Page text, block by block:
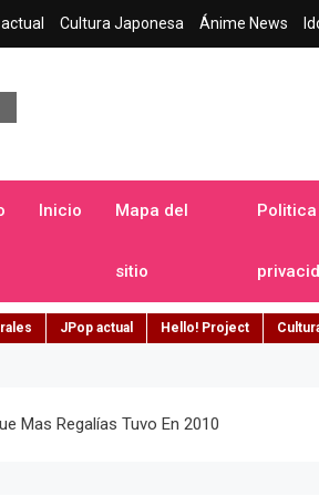
Cultura Japonesa Ánime News
Inicio Mapa del
sitio
Politica
JPop actual Hello! Project
Mas Regalías Tuvo En 2010